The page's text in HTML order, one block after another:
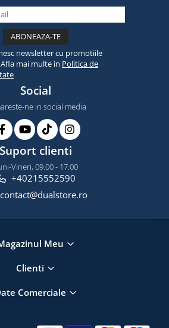
newsletter cu promotiile
mai multe in Politica de
Social
ne in social media
Suport clienti
Vineri, 09.00 - 17.00
+40215552590
contact@dualstore.ro
Meu
Clienti
Comerciale